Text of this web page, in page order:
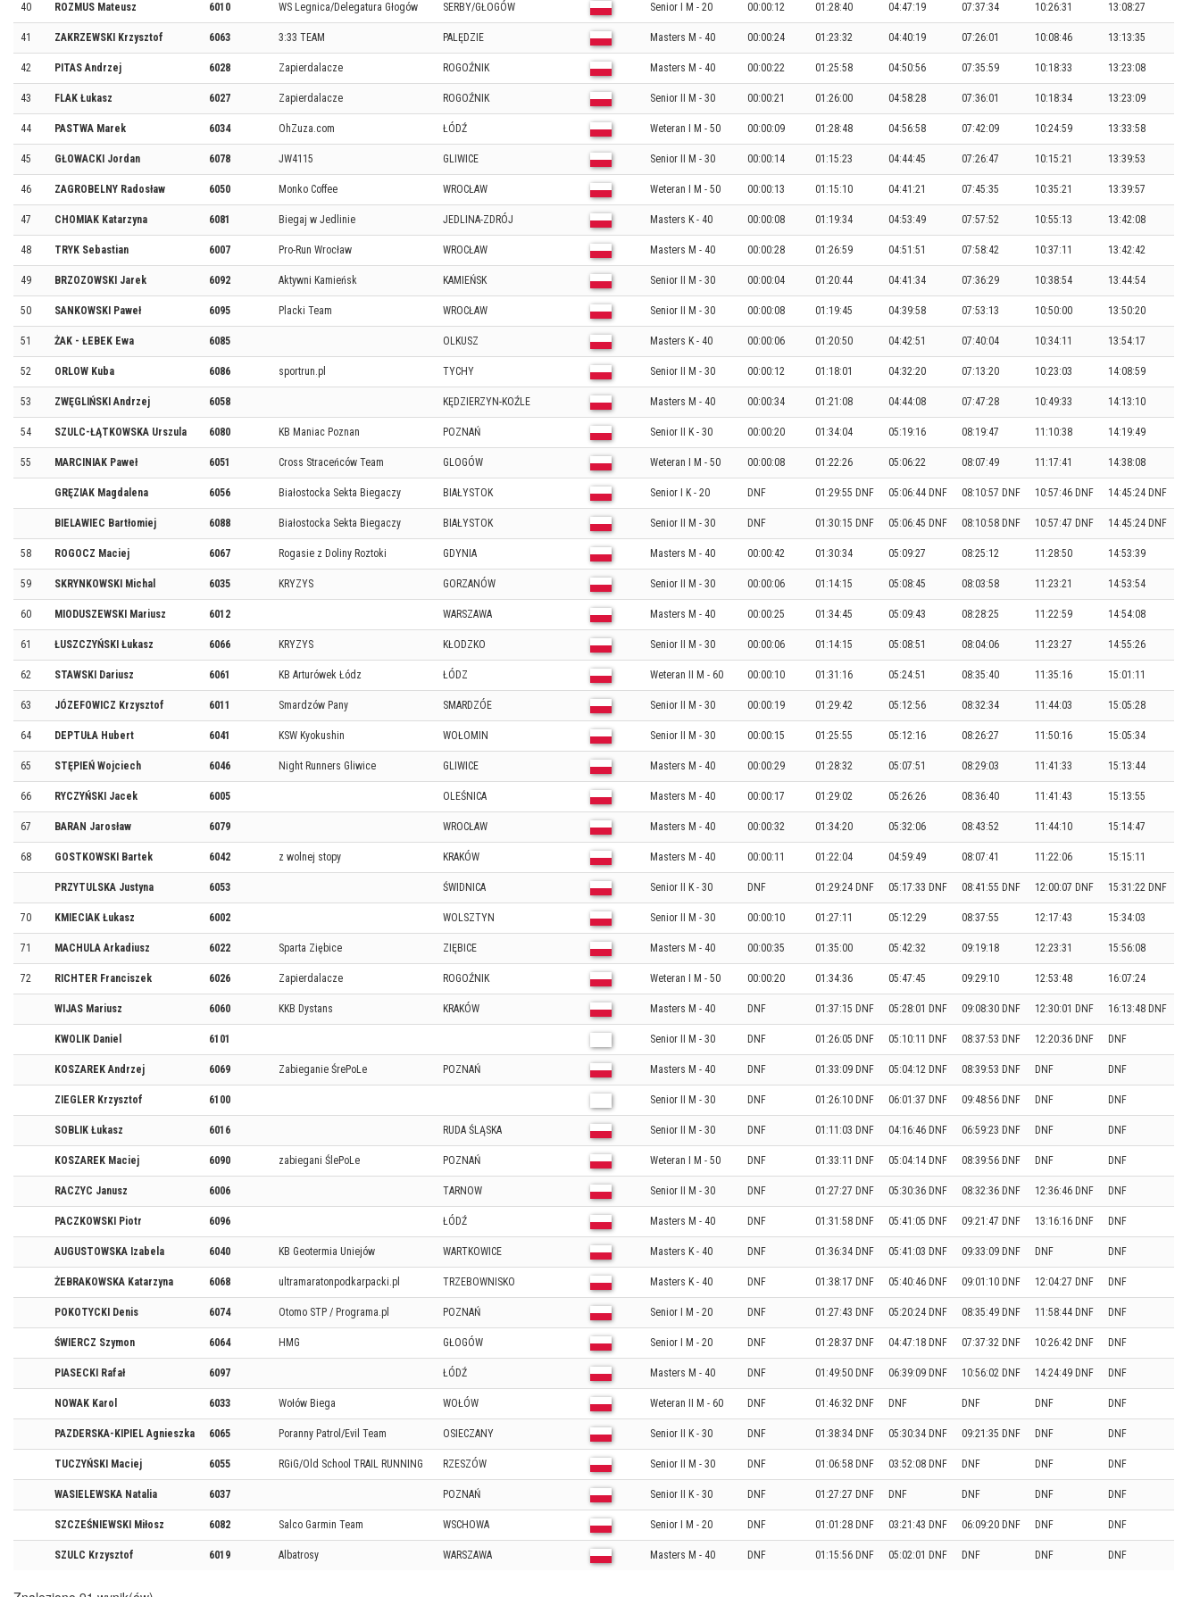
40 ROZMUS Mateusz 6010 WS Legnica/Delegatura Głogów SERBY/GŁOGÓW Senior I M - 20 00:00:12 01:28:40 04:47:19 07:37:34 10:26:31 13:08:27
41 ZAKRZEWSKI Krzysztof 6063 3:33 TEAM PALĘDZIE Masters M - 40 00:00:24 01:23:32 04:40:19 07:26:01 10:08:46 13:13:35
42 PITAS Andrzej 6028 Zapierdalacze ROGOŹNIK Masters M - 40 00:00:22 01:25:58 04:50:56 07:35:59 10:18:33 13:23:08
43 FLAK Łukasz 6027 Zapierdalacze ROGOŹNIK Senior II M - 30 00:00:21 01:26:00 04:58:28 07:36:01 10:18:34 13:23:09
44 PASTWA Marek 6034 OhZuza.com ŁÓDŹ Weteran I M - 50 00:00:09 01:28:48 04:56:58 07:42:09 10:24:59 13:33:58
45 GŁOWACKI Jordan 6078 JW4115 GLIWICE Senior II M - 30 00:00:14 01:15:23 04:44:45 07:26:47 10:15:21 13:39:53
46 ZAGROBELNY Radosław 6050 Monko Coffee WROCŁAW Weteran I M - 50 00:00:13 01:15:10 04:41:21 07:45:35 10:35:21 13:39:57
47 CHOMIAK Katarzyna 6081 Biegaj w Jedlinie JEDLINA-ZDRÓJ Masters K - 40 00:00:08 01:19:34 04:53:49 07:57:52 10:55:13 13:42:08
48 TRYK Sebastian 6007 Pro-Run Wrocław WROCŁAW Masters M - 40 00:00:28 01:26:59 04:51:51 07:58:42 10:37:11 13:42:42
49 BRZOZOWSKI Jarek 6092 Aktywni Kamieńsk KAMIEŃSK Senior II M - 30 00:00:04 01:20:44 04:41:34 07:36:29 10:38:54 13:44:54
50 SANKOWSKI Paweł 6095 Placki Team WROCŁAW Senior II M - 30 00:00:08 01:19:45 04:39:58 07:53:13 10:50:00 13:50:20
51 ŻAK - ŁEBEK Ewa 6085 OLKUSZ Masters K - 40 00:00:06 01:20:50 04:42:51 07:40:04 10:34:11 13:54:17
52 ORLOW Kuba 6086 sportrun.pl TYCHY Senior II M - 30 00:00:12 01:18:01 04:32:20 07:13:20 10:23:03 14:08:59
53 ZWĘGLIŃSKI Andrzej 6058 KĘDZIERZYN-KOŹLE Masters M - 40 00:00:34 01:21:08 04:44:08 07:47:28 10:49:33 14:13:10
54 SZULC-ŁĄTKOWSKA Urszula 6080 KB Maniac Poznan POZNAŃ Senior II K - 30 00:00:20 01:34:04 05:19:16 08:19:47 11:10:38 14:19:49
55 MARCINIAK Paweł 6051 Cross Straceńców Team GLOGÓW Weteran I M - 50 00:00:08 01:22:26 05:06:22 08:07:49 11:17:41 14:38:08
GRĘZIAK Magdalena 6056 Białostocka Sekta Biegaczy BIAŁYSTOK Senior I K - 20 DNF 01:29:55 DNF 05:06:44 DNF 08:10:57 DNF 10:57:46 DNF 14:45:24 DNF
BIELAWIEC Bartłomiej 6088 Białostocka Sekta Biegaczy BIAŁYSTOK Senior II M - 30 DNF 01:30:15 DNF 05:06:45 DNF 08:10:58 DNF 10:57:47 DNF 14:45:24 DNF
58 ROGOCZ Maciej 6067 Rogasie z Doliny Roztoki GDYNIA Masters M - 40 00:00:42 01:30:34 05:09:27 08:25:12 11:28:50 14:53:39
59 SKRYNKOWSKI Michal 6035 KRYZYS GORZANÓW Senior II M - 30 00:00:06 01:14:15 05:08:45 08:03:58 11:23:21 14:53:54
60 MIODUSZEWSKI Mariusz 6012 WARSZAWA Masters M - 40 00:00:25 01:34:45 05:09:43 08:28:25 11:22:59 14:54:08
61 ŁUSZCZYŃSKI Łukasz 6066 KRYZYS KŁODZKO Senior II M - 30 00:00:06 01:14:15 05:08:51 08:04:06 11:23:27 14:55:26
62 STAWSKI Dariusz 6061 KB Arturówek Łódz ŁÓDZ Weteran II M - 60 00:00:10 01:31:16 05:24:51 08:35:40 11:35:16 15:01:11
63 JÓZEFOWICZ Krzysztof 6011 Smardzów Pany SMARDZÓE Senior II M - 30 00:00:19 01:29:42 05:12:56 08:32:34 11:44:03 15:05:28
64 DEPTUŁA Hubert 6041 KSW Kyokushin WOŁOMIN Senior II M - 30 00:00:15 01:25:55 05:12:16 08:26:27 11:50:16 15:05:34
65 STĘPIEŃ Wojciech 6046 Night Runners Gliwice GLIWICE Masters M - 40 00:00:29 01:28:32 05:07:51 08:29:03 11:41:33 15:13:44
66 RYCZYŃSKI Jacek 6005 OLEŚNICA Masters M - 40 00:00:17 01:29:02 05:26:26 08:36:40 11:41:43 15:13:55
67 BARAN Jarosław 6079 WROCŁAW Masters M - 40 00:00:32 01:34:20 05:32:06 08:43:52 11:44:10 15:14:47
68 GOSTKOWSKI Bartek 6042 z wolnej stopy KRAKÓW Masters M - 40 00:00:11 01:22:04 04:59:49 08:07:41 11:22:06 15:15:11
PRZYTULSKA Justyna 6053 ŚWIDNICA Senior II K - 30 DNF 01:29:24 DNF 05:17:33 DNF 08:41:55 DNF 12:00:07 DNF 15:31:22 DNF
70 KMIECIAK Łukasz 6002 WOLSZTYN Senior II M - 30 00:00:10 01:27:11 05:12:29 08:37:55 12:17:43 15:34:03
71 MACHULA Arkadiusz 6022 Sparta Ziębice ZIĘBICE Masters M - 40 00:00:35 01:35:00 05:42:32 09:19:18 12:23:31 15:56:08
72 RICHTER Franciszek 6026 Zapierdalacze ROGOŹNIK Weteran I M - 50 00:00:20 01:34:36 05:47:45 09:29:10 12:53:48 16:07:24
WIJAS Mariusz 6060 KKB Dystans KRAKÓW Masters M - 40 DNF 01:37:15 DNF 05:28:01 DNF 09:08:30 DNF 12:30:01 DNF 16:13:48 DNF
KWOLIK Daniel 6101 Senior II M - 30 DNF 01:26:05 DNF 05:10:11 DNF 08:37:53 DNF 12:20:36 DNF DNF
KOSZAREK Andrzej 6069 Zabieganie ŚrePoLe POZNAŃ Masters M - 40 DNF 01:33:09 DNF 05:04:12 DNF 08:39:53 DNF DNF DNF
ZIEGLER Krzysztof 6100 Senior II M - 30 DNF 01:26:10 DNF 06:01:37 DNF 09:48:56 DNF DNF DNF
SOBLIK Łukasz 6016 RUDA ŚLĄSKA Senior II M - 30 DNF 01:11:03 DNF 04:16:46 DNF 06:59:23 DNF DNF DNF
KOSZAREK Maciej 6090 zabiegani ŚlePoLe POZNAŃ Weteran I M - 50 DNF 01:33:11 DNF 05:04:14 DNF 08:39:56 DNF DNF DNF
RACZYC Janusz 6006 TARNOW Senior II M - 30 DNF 01:27:27 DNF 05:30:36 DNF 08:32:36 DNF 12:36:46 DNF DNF
PACZKOWSKI Piotr 6096 ŁÓDŹ Masters M - 40 DNF 01:31:58 DNF 05:41:05 DNF 09:21:47 DNF 13:16:16 DNF DNF
AUGUSTOWSKA Izabela 6040 KB Geotermia Uniejów WARTKOWICE Masters K - 40 DNF 01:36:34 DNF 05:41:03 DNF 09:33:09 DNF DNF DNF
ŻEBRAKOWSKA Katarzyna 6068 ultramaratonpodkarpacki.pl TRZEBOWNISKO Masters K - 40 DNF 01:38:17 DNF 05:40:46 DNF 09:01:10 DNF 12:04:27 DNF DNF
POKOTYCKI Denis 6074 Otomo STP / Programa.pl POZNAŃ Senior I M - 20 DNF 01:27:43 DNF 05:20:24 DNF 08:35:49 DNF 11:58:44 DNF DNF
ŚWIERCZ Szymon 6064 HMG GŁOGÓW Senior I M - 20 DNF 01:28:37 DNF 04:47:18 DNF 07:37:32 DNF 10:26:42 DNF DNF
PIASECKI Rafał 6097 ŁÓDŹ Masters M - 40 DNF 01:49:50 DNF 06:39:09 DNF 10:56:02 DNF 14:24:49 DNF DNF
NOWAK Karol 6033 Wołów Biega WOŁÓW Weteran II M - 60 DNF 01:46:32 DNF DNF DNF DNF DNF
PAZDERSKA-KIPIEL Agnieszka 6065 Poranny Patrol/Evil Team OSIECZANY Senior II K - 30 DNF 01:38:34 DNF 05:30:34 DNF 09:21:35 DNF DNF DNF
TUCZYŃSKI Maciej 6055 RGiG/Old School TRAIL RUNNING RZESZÓW Senior II M - 30 DNF 01:06:58 DNF 03:52:08 DNF DNF DNF DNF
WASIELEWSKA Natalia 6037 POZNAŃ Senior II K - 30 DNF 01:27:27 DNF DNF DNF DNF DNF
SZCZEŚNIEWSKI Miłosz 6082 Salco Garmin Team WSCHOWA Senior I M - 20 DNF 01:01:28 DNF 03:21:43 DNF 06:09:20 DNF DNF DNF
SZULC Krzysztof 6019 Albatrosy WARSZAWA Masters M - 40 DNF 01:15:56 DNF 05:02:01 DNF DNF DNF DNF